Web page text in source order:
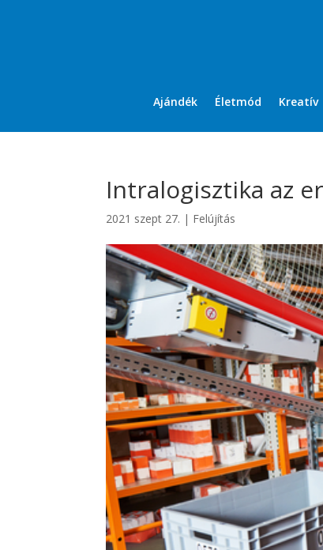
Ajándék Életmód Kreatív
Intralogisztika az
2021 szept 27. | Felújítás